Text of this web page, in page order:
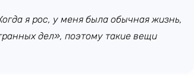
я рос, у меня была обычная жизнь,
дел», поэтому такие вещи